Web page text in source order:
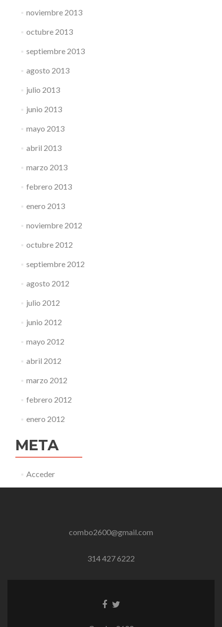
noviembre 2013
octubre 2013
septiembre 2013
agosto 2013
julio 2013
junio 2013
mayo 2013
abril 2013
marzo 2013
febrero 2013
enero 2013
noviembre 2012
octubre 2012
septiembre 2012
agosto 2012
julio 2012
junio 2012
mayo 2012
abril 2012
marzo 2012
febrero 2012
enero 2012
META
Acceder
combo2600@gmail.com
314 427 6222
EnlaceEnlace